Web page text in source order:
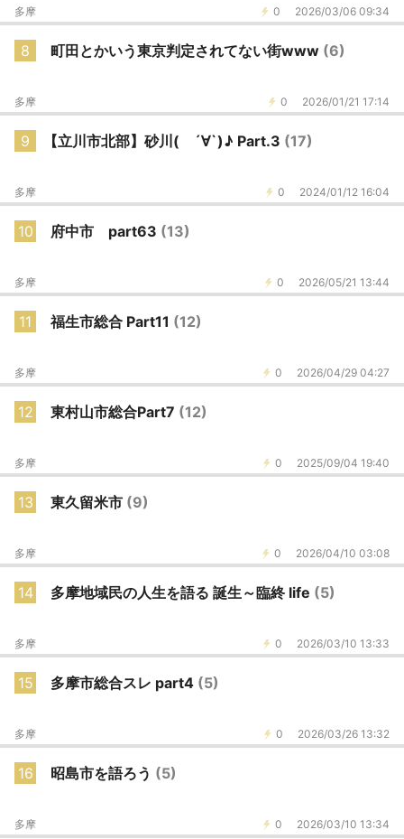
0 2026/03/06 09:34
多摩
8 町田とかいう東京判定されてない街www (6)
0 2026/01/21 17:14
多摩
9 【立川市北部】砂川( ´∀`)♪ Part.3 (17)
0 2024/01/12 16:04
多摩
10 府中市 part63 (13)
0 2026/05/21 13:44
多摩
11 福生市総合 Part11 (12)
0 2026/04/29 04:27
多摩
12 東村山市総合Part7 (12)
0 2025/09/04 19:40
多摩
13 東久留米市 (9)
0 2026/04/10 03:08
多摩
14 多摩地域民の人生を語る 誕生～臨終 life (5)
0 2026/03/10 13:33
多摩
15 多摩市総合スレ part4 (5)
0 2026/03/26 13:32
多摩
16 昭島市を語ろう (5)
0 2026/03/10 13:34
多摩